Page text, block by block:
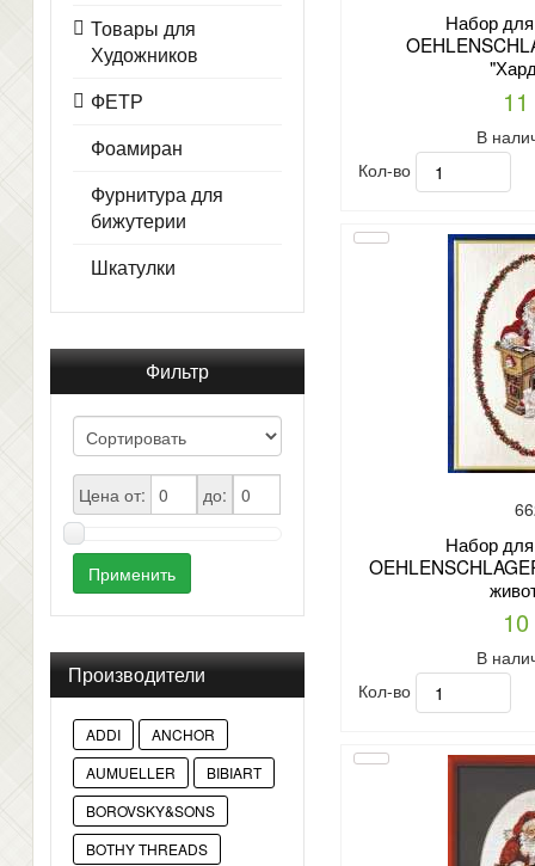
Товары для
Художников
ФЕТР
Фоамиран
Фурнитура для
бижутерии
Шкатулки
Фильтр
Цена от: до:
Применить
Производители
ADDI
ANCHOR
AUMUELLER
BIBIART
BOROVSKY&SONS
BOTHY THREADS
Набор
В
Кол-во
Набор
В
Кол-во